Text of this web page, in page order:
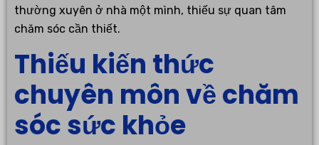
thường xuyên ở nhà một mình, thiếu sự quan tâm
chăm sóc cần thiết.
Thiếu kiến thức
chuyên môn về chăm
sóc sức khỏe